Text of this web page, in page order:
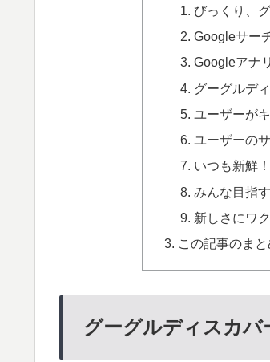
びっくり、
Googleサー
Googleアナ
グーグルデ
ユーザーが
ユーザーの
いつも新鮮
みんな目指
新しさにワ
この記事のまと
グーグルディスカバ